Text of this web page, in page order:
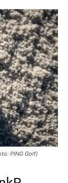
PING Golf)